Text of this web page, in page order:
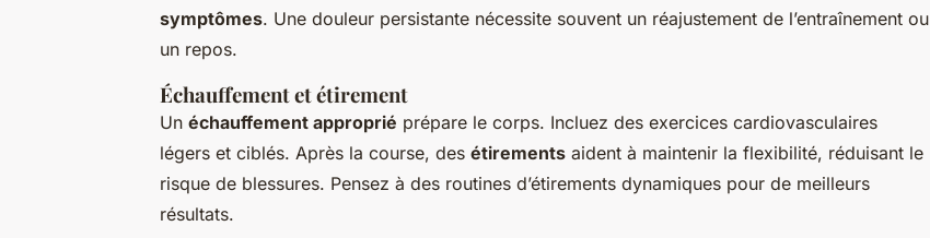
symptômes. Une douleur persistante nécessite souvent un réajustement de l’entraînement ou
un repos.
Échauffement et étirement
Un échauffement approprié prépare le corps. Incluez des exercices cardiovasculaires
légers et ciblés. Après la course, des étirements aident à maintenir la flexibilité, réduisant le
risque de blessures. Pensez à des routines d’étirements dynamiques pour de meilleurs
résultats.